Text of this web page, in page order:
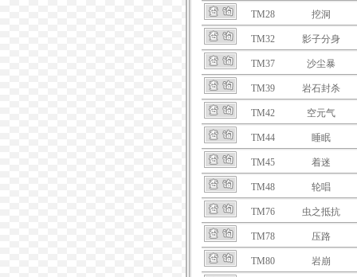
TM28 挖洞
TM32 影子分身
TM37 沙尘暴
TM39 岩石封杀
TM42 空元气
TM44 睡眠
TM45 着迷
TM48 轮唱
TM76 虫之抵抗
TM78 压路
TM80 岩崩